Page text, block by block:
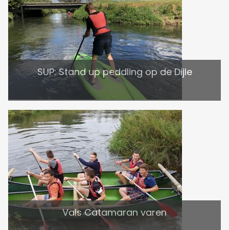
SUP: Stand up peddling op de Dijle
Vals Catamaran varen